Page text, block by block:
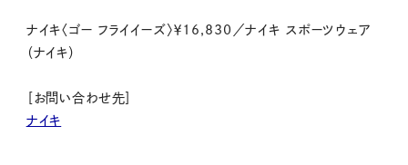
ナイキ〈ゴー フライイーズ〉￥ 16,830 ／ナイキ スポーツウェア
（ナイキ）
［お問い合わせ先］
ナイキ